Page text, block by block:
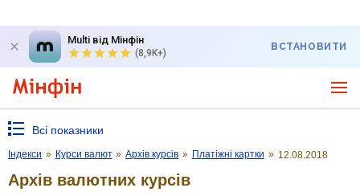
Multi від Мінфін
(8,9K+)
ВСТАНОВИТИ
Всі показники
Індекси » Курси валют » Архів курсів » Платіжні картки » 12.08.2018
Архів валютних курсів